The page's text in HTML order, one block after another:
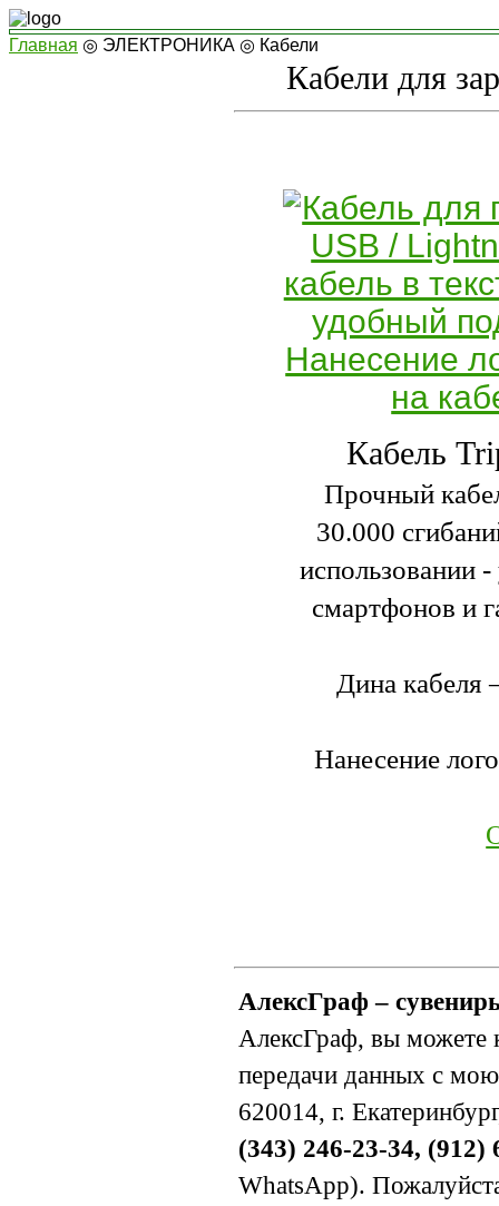
Главная ◎ ЭЛЕКТРОНИКА ◎ Кабели
Кабели для
Кабель
Прочный
30.000
использовании
смартфонов и
Дина кабеля
Нанесение
АлексГраф –
АлексГраф, вы можете
передачи данных с
620014, г.
(343) 246-23-34, (912)
WhatsApp).